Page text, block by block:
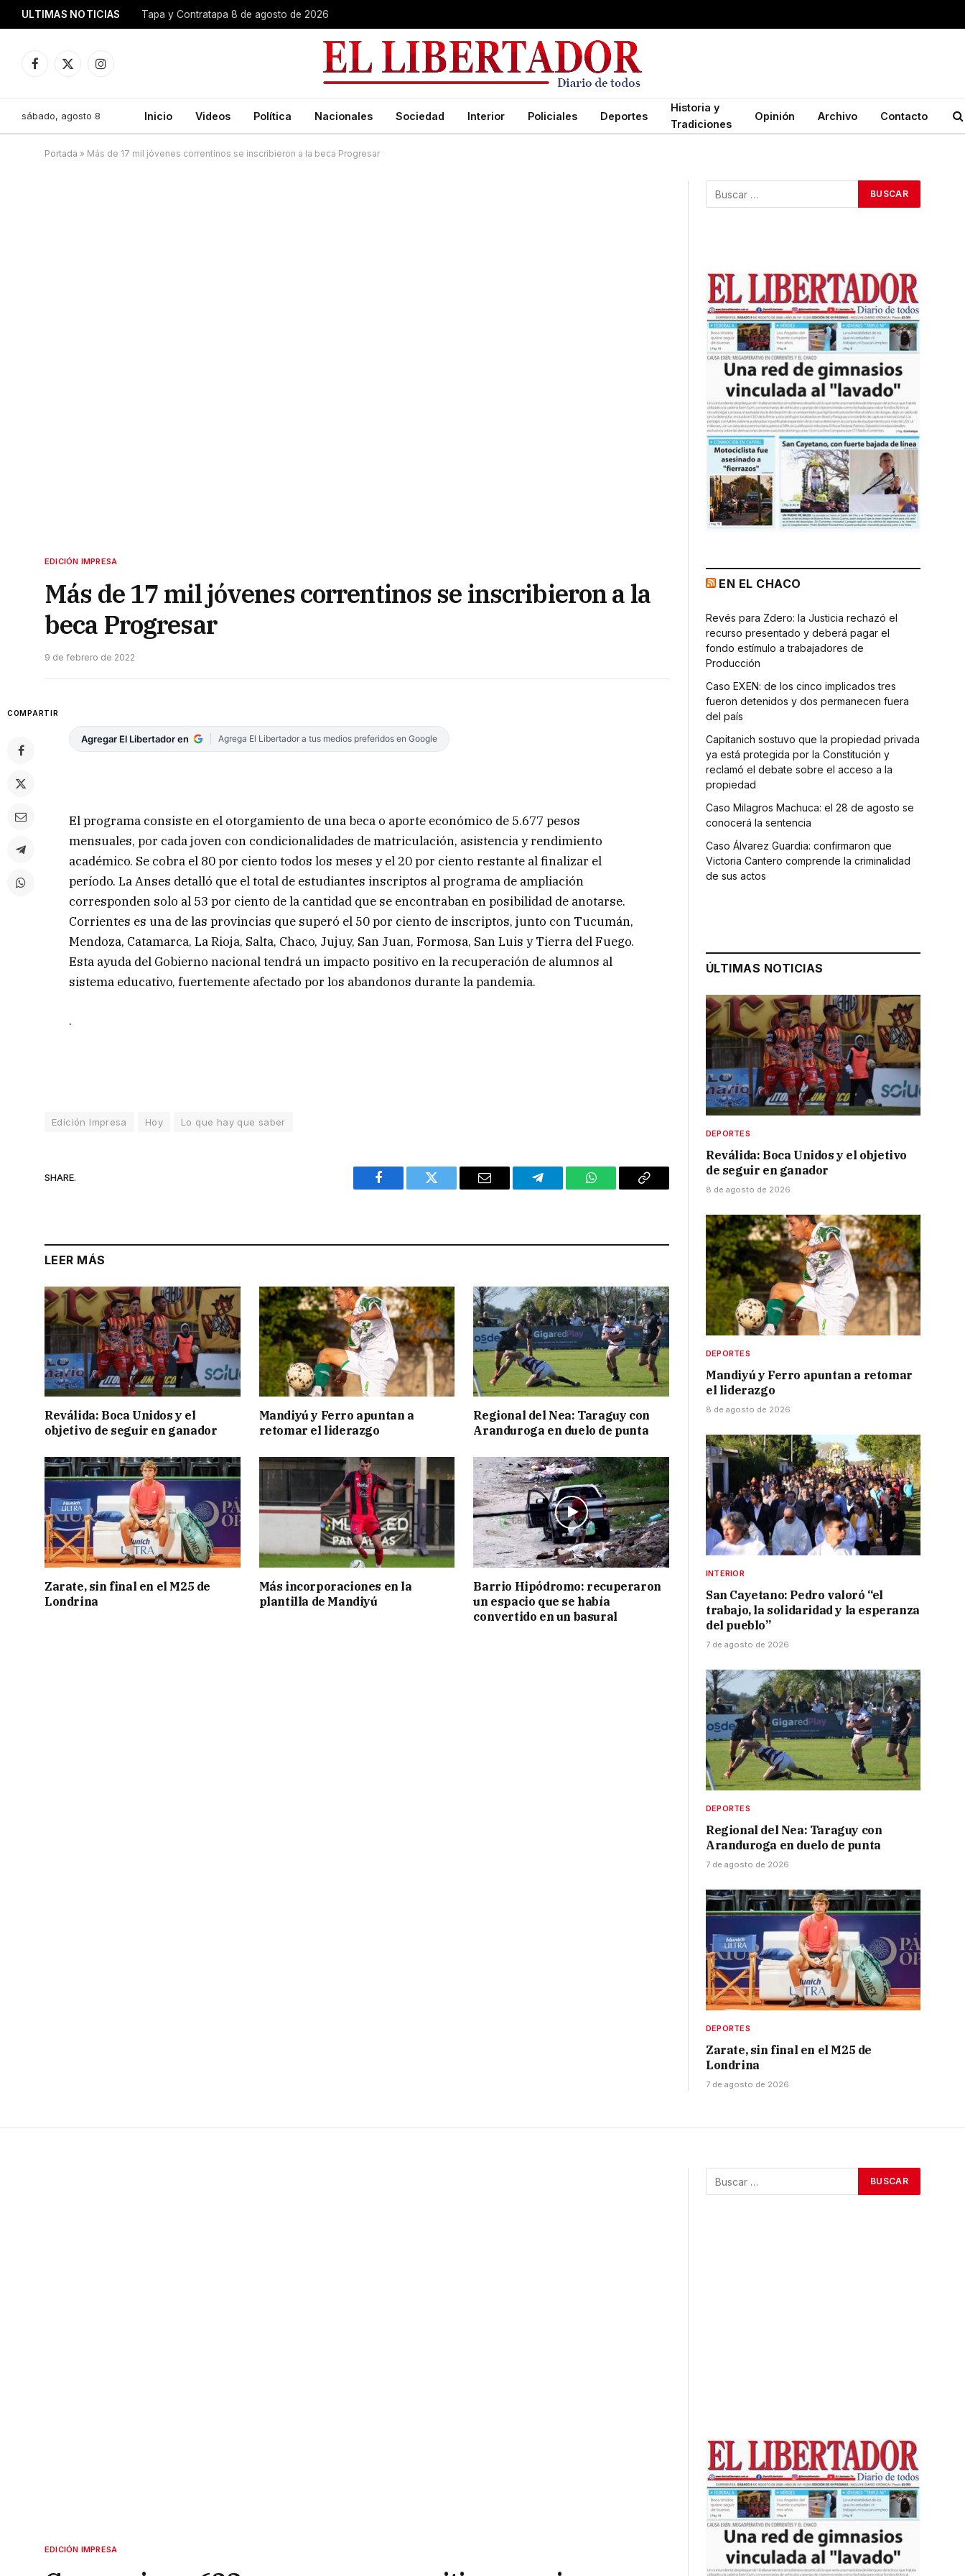
ULTIMAS NOTICIAS Tapa y Contratapa 8 de agosto de 2026
Facebook
X
Instagram
sábado, agosto 8 Inicio Videos Política Nacionales Sociedad Interior Policiales Deportes
Historia y
Tradiciones
Opinión Archivo Contacto
Portada » Más de 17 mil jóvenes correntinos se inscribieron a la beca Progresar
EDICIÓN IMPRESA
Más de 17 mil jóvenes correntinos se inscribieron a la
beca Progresar
9 de febrero de 2022
COMPARTIR
Agregar El Libertador en Agrega El Libertador a tus medios preferidos en Google
El programa consiste en el otorgamiento de una beca o aporte económico de 5.677 pesos
mensuales, por cada joven con condicionalidades de matriculación, asistencia y rendimiento
académico. Se cobra el 80 por ciento todos los meses y el 20 por ciento restante al finalizar el
período. La Anses detalló que el total de estudiantes inscriptos al programa de ampliación
corresponden solo al 53 por ciento de la cantidad que se encontraban en posibilidad de anotarse.
Corrientes es una de las provincias que superó el 50 por ciento de inscriptos, junto con Tucumán,
Mendoza, Catamarca, La Rioja, Salta, Chaco, Jujuy, San Juan, Formosa, San Luis y Tierra del Fuego.
Esta ayuda del Gobierno nacional tendrá un impacto positivo en la recuperación de alumnos al
sistema educativo, fuertemente afectado por los abandonos durante la pandemia.
.
Edición Impresa Hoy Lo que hay que saber
SHARE.
Facebook Twitter Email Telegram WhatsAppCopy
LEER MÁS
Reválida: Boca Unidos y el
objetivo de seguir en ganador
Mandiyú y Ferro apuntan a
retomar el liderazgo
Regional del Nea: Taraguy con
Aranduroga en duelo de punta
Zarate, sin final en el M25 de
Londrina
Más incorporaciones en la
plantilla de Mandiyú
Barrio Hipódromo: recuperaron
un espacio que se había
convertido en un basural
EN EL CHACO
Revés para Zdero: la Justicia rechazó el
recurso presentado y deberá pagar el
fondo estímulo a trabajadores de
Producción
Caso EXEN: de los cinco implicados tres
fueron detenidos y dos permanecen fuera
del país
Capitanich sostuvo que la propiedad privada
ya está protegida por la Constitución y
reclamó el debate sobre el acceso a la
propiedad
Caso Milagros Machuca: el 28 de agosto se
conocerá la sentencia
Caso Álvarez Guardia: confirmaron que
Victoria Cantero comprende la criminalidad
de sus actos
ÚLTIMAS NOTICIAS
DEPORTES
Reválida: Boca Unidos y el objetivo
de seguir en ganador
8 de agosto de 2026
DEPORTES
Mandiyú y Ferro apuntan a retomar
el liderazgo
8 de agosto de 2026
INTERIOR
San Cayetano: Pedro valoró “el
trabajo, la solidaridad y la esperanza
del pueblo”
7 de agosto de 2026
DEPORTES
Regional del Nea: Taraguy con
Aranduroga en duelo de punta
7 de agosto de 2026
DEPORTES
Zarate, sin final en el M25 de
Londrina
7 de agosto de 2026
EDICIÓN IMPRESA